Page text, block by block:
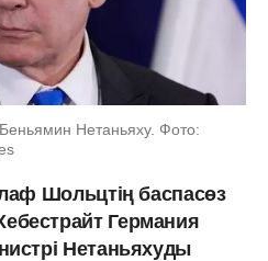
Нетаньяху. Фото:
Шольцтің баспасөз
Германия
Нетаньяхуды